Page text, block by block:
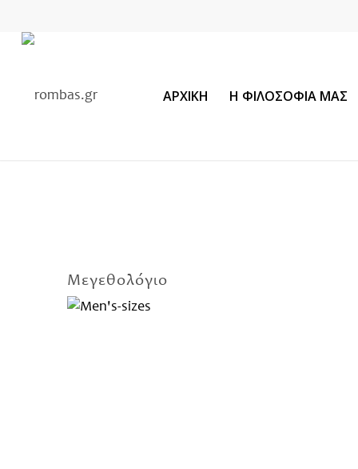
ΑΡΧΙΚΗ Η ΦΙΛΟΣΟΦΙΑ ΜΑΣ
Μεγεθολόγιο